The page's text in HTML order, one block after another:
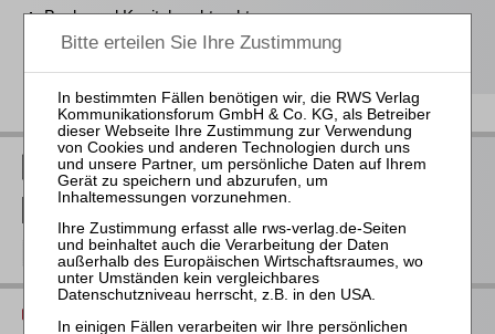
Bank- und Kapitalmarktrecht
Steuerrecht
RWS Verlag bei LinkedIn
RWS Verlag bei Facebook
RWS Verlag bei Instagram